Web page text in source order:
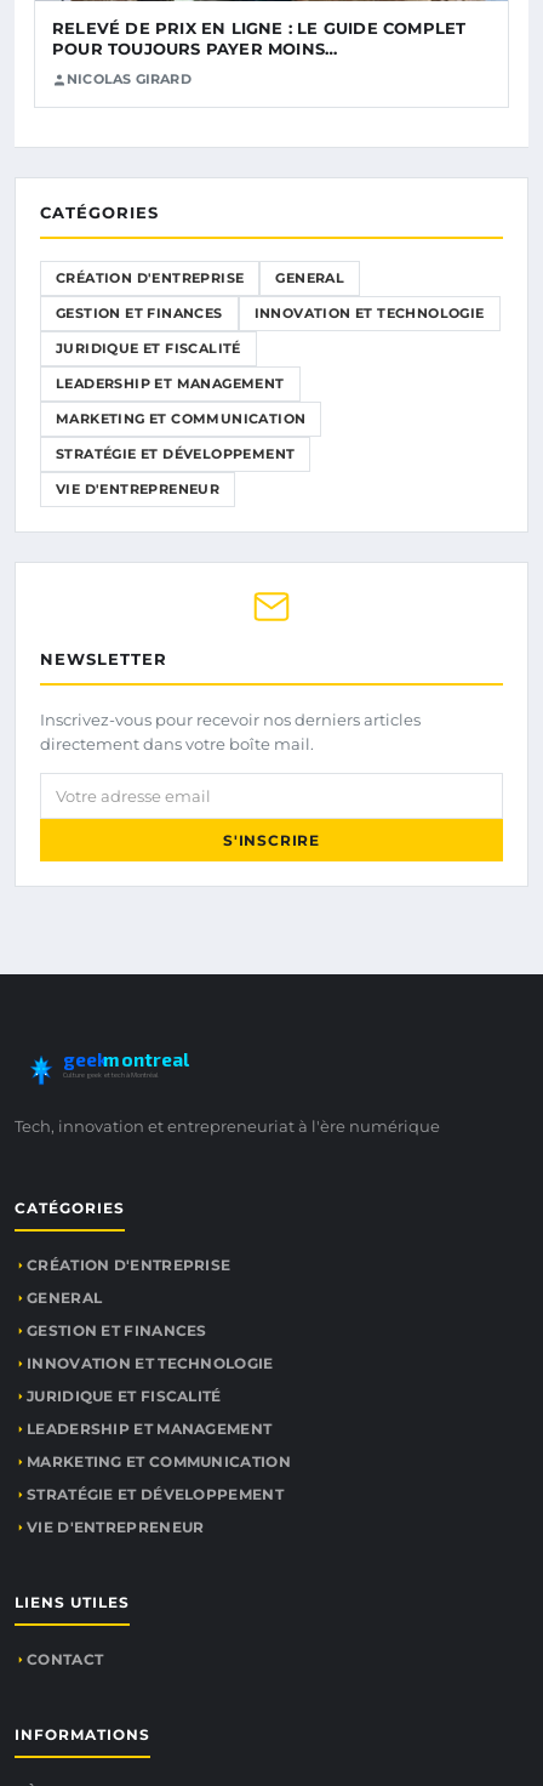
RELEVÉ DE PRIX EN LIGNE : LE GUIDE COMPLET
POUR TOUJOURS PAYER MOINS…
NICOLAS GIRARD
CATÉGORIES
CRÉATION D'ENTREPRISE GENERAL
GESTION ET FINANCES INNOVATION ET TECHNOLOGIE
JURIDIQUE ET FISCALITÉ
LEADERSHIP ET MANAGEMENT
MARKETING ET COMMUNICATION
STRATÉGIE ET DÉVELOPPEMENT
VIE D'ENTREPRENEUR
NEWSLETTER
Inscrivez-vous pour recevoir nos derniers articles
directement dans votre boîte mail.
Votre adresse email
S'INSCRIRE
geekmontreal
Culture geek et tech à Montréal
Tech, innovation et entrepreneuriat à l'ère numérique
CATÉGORIES
CRÉATION D'ENTREPRISE
GENERAL
GESTION ET FINANCES
INNOVATION ET TECHNOLOGIE
JURIDIQUE ET FISCALITÉ
LEADERSHIP ET MANAGEMENT
MARKETING ET COMMUNICATION
STRATÉGIE ET DÉVELOPPEMENT
VIE D'ENTREPRENEUR
LIENS UTILES
CONTACT
INFORMATIONS